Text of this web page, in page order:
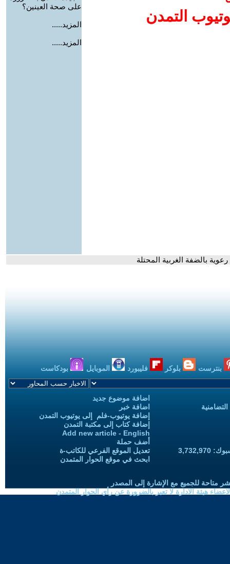
التمدن
على صحة العينين؟
المزيد.....
المزيد.....
بالضفة الغربية المحتلة
بنترست بلوكر فليبورد الموبايل بودكاست
اضافة موضوع جديد
اضافة خبر
إضافة يوتيوب-فلم إلى يوتيوب التمدن
إضافة كتاب إلى مكتبة التمدن
Add new article - English
أضف حملة
تعديل الموقع الفرعي للكاتب-ة
ابحث في موقع الحوار المتمدن
متاحة للجميع مع الإشارة إلى المصدر
هيئة الادارة لا تعبر بالضرورة عن رأي الحوار المتمدن